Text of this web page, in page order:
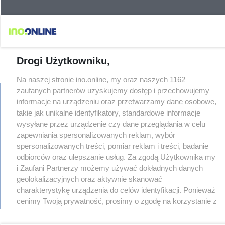
regulamin
reklama
redakcja
pliki cookies
prywatność
reklamacje
gowork.pl
oferty pracy
© copyright 2000-2026 Ino-online Media
Drogi Użytkowniku,
Na naszej stronie ino.online, my oraz naszych 1162
zaufanych partnerów uzyskujemy dostęp i przechowujemy
informacje na urządzeniu oraz przetwarzamy dane osobowe,
takie jak unikalne identyfikatory, standardowe informacje
wysyłane przez urządzenie czy dane przeglądania w celu
zapewniania spersonalizowanych reklam, wybór
spersonalizowanych treści, pomiar reklam i treści, badanie
odbiorców oraz ulepszanie usług. Za zgodą Użytkownika my
i Zaufani Partnerzy możemy używać dokładnych danych
geolokalizacyjnych oraz aktywnie skanować
charakterystykę urządzenia do celów identyfikacji. Ponieważ
cenimy Twoją prywatność, prosimy o zgodę na korzystanie z